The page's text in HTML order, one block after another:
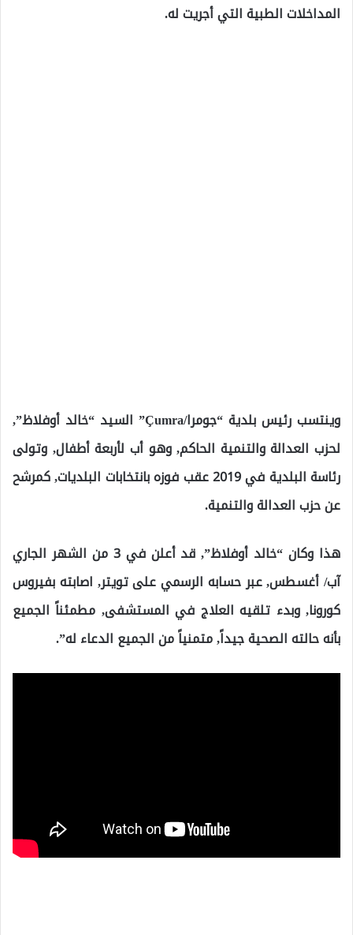
المداخلات الطبية التي أجريت له.
وينتسب رئيس بلدية “جومرا/Çumra” السيد “خالد أوفلاظ”,
لحزب العدالة والتنمية الحاكم, وهو أب لأربعة أطفال, وتولى
رئاسة البلدية في 2019 عقب فوزه بانتخابات البلديات, كمرشح
عن حزب العدالة والتنمية.
هذا وكان “خالد أوفلاظ”, قد أعلن في 3 من الشهر الجاري
آب/ أغسطس, عبر حسابه الرسمي على تويتر, اصابته بفيروس
كورونا, وبدء تلقيه العلاج في المستشفى, مطمئناً الجميع
بأنه حالته الصحية جيداً, متمنياً من الجميع الدعاء له”.